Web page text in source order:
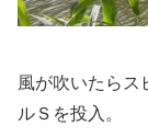
風が吹いたらス
ルＳを投入。